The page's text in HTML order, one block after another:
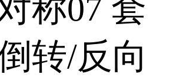
称07 套
转/反向